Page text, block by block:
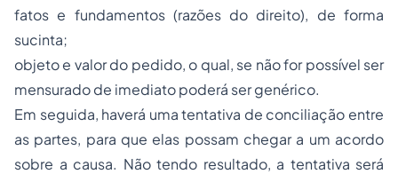
fatos e fundamentos (razões do direito), de forma
sucinta;
objeto e valor do pedido, o qual, se não for possível ser
mensurado de imediato poderá ser genérico.
Em seguida, haverá uma tentativa de conciliação entre
as partes, para que elas possam chegar a um acordo
sobre a causa. Não tendo resultado, a tentativa será